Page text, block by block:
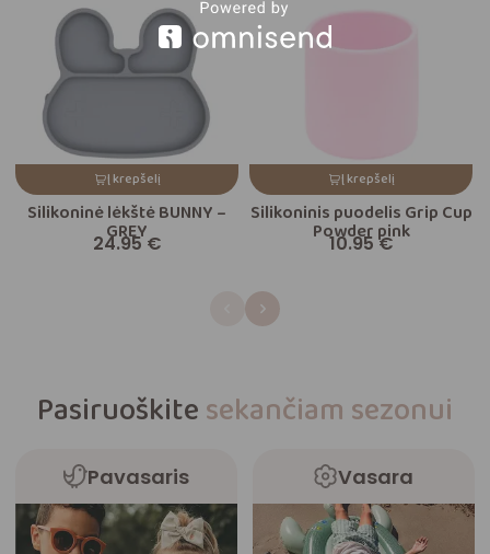
Į krepšelį
Silikoninė lėkštė BUNNY –
GREY
24.95€
Į krepšelį
Silikoninis puodelis Grip Cup
Powder pink
10.95 €
Pasiruoškitesekančiam sezonui
Pavasaris Vasara